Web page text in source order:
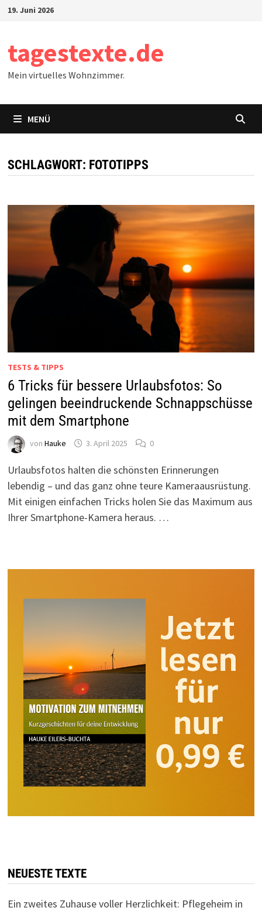
Zum19. Juni 2026
tagestexte.de
Mein virtuelles Wohnzimmer.
MENÜ
SCHLAGWORT: FOTOTIPPS
TESTS & TIPPS
6 Tricks für bessere Urlaubsfotos: So
gelingen beeindruckende Schnappschüsse
mit dem Smartphone
von Hauke 3. April 2025 0
Urlaubsfotos halten die schönsten Erinnerungen
lebendig – und das ganz ohne teure Kameraausrüstung.
Mit einigen einfachen Tricks holen Sie das Maximum aus
Ihrer Smartphone-Kamera heraus. …
NEUESTE TEXTE
Ein zweites Zuhause voller Herzlichkeit: Pflegeheim in